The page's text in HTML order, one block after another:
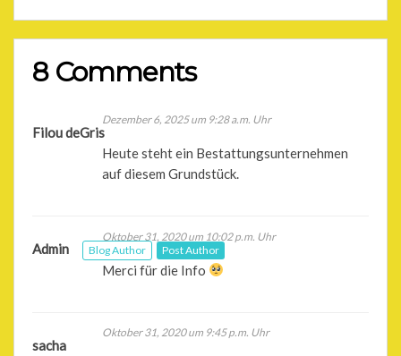
8 Comments
Filou deGris
Dezember 6, 2025 um 9:28 a.m. Uhr
Heute steht ein Bestattungsunternehmen
auf diesem Grundstück.
Blog Author Post Author
Admin
Oktober 31, 2020 um 10:02 p.m. Uhr
Merci für die Info
sacha
Oktober 31, 2020 um 9:45 p.m. Uhr